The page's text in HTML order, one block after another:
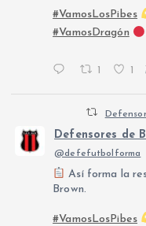
#VamosLosPibes
#VamosDragón
1 1
Defensores de
@defefutbolforma
Así forma la
Brown.
#VamosLosPibes